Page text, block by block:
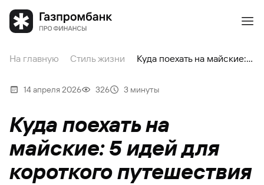
На главную Стиль жизни Куда поехать на майские: 5 идей для короткого путешествия
14 апреля 2026 326 3 минуты
Куда поехать на
майские: 5 идей для
короткого путешествия